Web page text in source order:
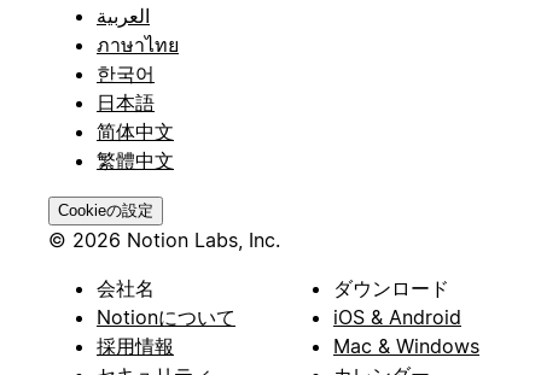
العربية
ภาษาไทย
한국어
日本語
简体中文
繁體中文
Cookieの設定
© 2026 Notion Labs, Inc.
会社名
Notionについて
採用情報
ダウンロード
iOS & Android
Mac & Windows